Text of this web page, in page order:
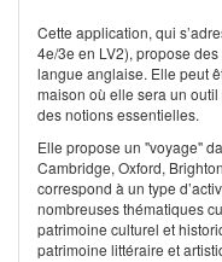
Cette application, qui
4e/3e en LV2), propose
langue anglaise. Elle peut
maison où elle sera un
des notions essentielles.
Elle propose un "voyage"
Cambridge, Oxford,
correspond à un type
nombreuses thématiques
patrimoine culturel et
patrimoine littéraire et